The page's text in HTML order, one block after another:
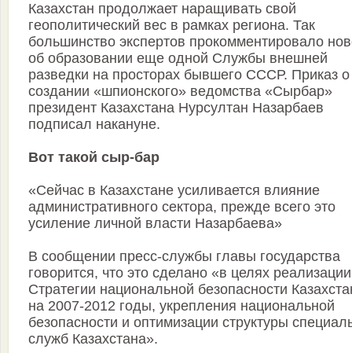
Казахстан продолжает наращивать свой
геополитический вес в рамках региона. Так
большинство экспертов прокомментировало
об образовании еще одной Службы внешней
разведки на просторах бывшего СССР. Приказ о
создании «шпионского» ведомства «Сырбар»
президент Казахстана Нурсултан Назарбаев
подписал накануне.
Вот такой сыр-бар
«Сейчас в Казахстане усиливается влияние
административного сектора, прежде всего это
усиление личной власти Назарбаева»
В сообщении пресс-службы главы государства
говорится, что это сделано «в целях реализации
Стратегии национальной безопасности
на 2007-2012 годы, укрепления национальной
безопасности и оптимизации структуры
служб Казахстана».